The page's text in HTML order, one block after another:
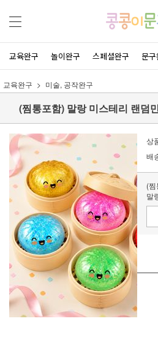
교육완구 놀이완구 스페셜완구 문
교육완구 미술, 공작완구
(찜통포함) 말랑 미스테리 랜덤
상
배
(
말